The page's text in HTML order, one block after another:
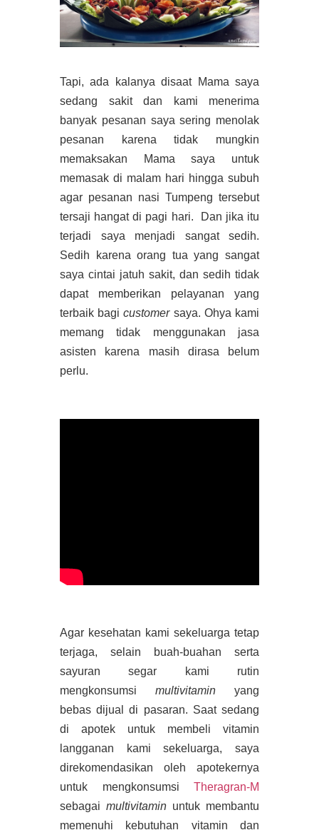
Tapi, ada kalanya disaat Mama saya
sedang sakit dan kami menerima
banyak pesanan saya sering menolak
pesanan karena tidak mungkin
memaksakan Mama saya untuk
memasak di malam hari hingga subuh
agar pesanan nasi Tumpeng tersebut
tersaji hangat di pagi hari.
Dan jika itu
terjadi saya menjadi sangat sedih.
Sedih karena orang tua yang sangat
saya cintai jatuh sakit, dan sedih tidak
dapat memberikan pelayanan yang
terbaik bagicustomer saya. Ohya kami
memang tidak menggunakan jasa
asisten karena masih dirasa belum
perlu.
Agar kesehatan kami sekeluarga tetap
terjaga, selain buah-buahan serta
sayuran segar kami rutin
mengkonsumsi multivitamin yang
bebas dijual di pasaran. Saat sedang
di apotek untuk membeli vitamin
langganan kami sekeluarga, saya
direkomendasikan oleh apotekernya
untuk mengkonsumsi Theragran-M
sebagai multivitamin untuk membantu
memenuhi kebutuhan vitamin dan